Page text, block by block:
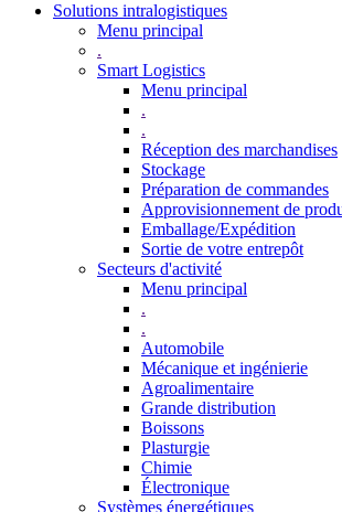
Solutions intralogistiques
Menu principal
.
Smart Logistics
Menu principal
.
.
Réception des marchandises
Stockage
Préparation de commandes
Approvisionnement de
Emballage/Expédition
Sortie de votre entrepôt
Secteurs d'activité
Menu principal
.
.
Automobile
Mécanique et ingénierie
Agroalimentaire
Grande distribution
Boissons
Plasturgie
Chimie
Électronique
Systèmes énergétiques